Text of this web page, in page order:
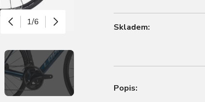
1/6
Skladem:
Popis: